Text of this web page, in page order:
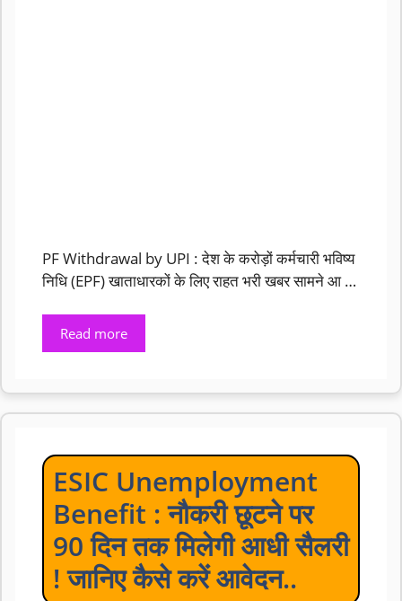
PF Withdrawal by UPI : देश के करोड़ों कर्मचारी भविष्य
निधि (EPF) खाताधारकों के लिए राहत भरी खबर सामने आ …
Read more
ESIC Unemployment
Benefit : नौकरी छूटने पर
90 दिन तक मिलेगी आधी सैलरी
! जानिए कैसे करें आवेदन..